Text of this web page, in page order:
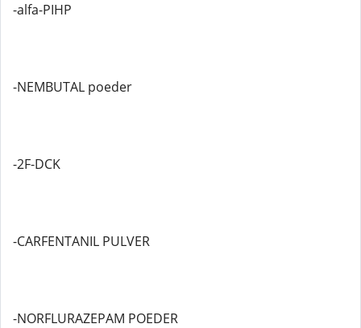
-alfa-PIHP
-NEMBUTAL poeder
-2F-DCK
-CARFENTANIL PULVER
-NORFLURAZEPAM POEDER